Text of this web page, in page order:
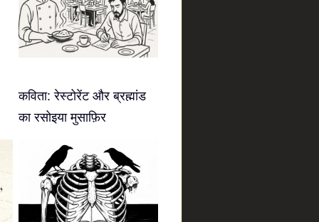
कविता: रेस्टोरेंट और ब्रह्मांड
का रसोइया मुसाफ़िर